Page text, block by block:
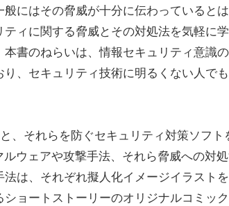
にはその脅威が十分に伝わっていると
ィに関する脅威とその対処法を気軽に
書のねらいは、情報セキュリティ意識
、セキュリティ技術に明るくない人で
、それらを防ぐセキュリティ対策ソフト
ウェアや攻撃手法、それら脅威への対
は、それぞれ擬人化イメージイラスト
ョートストーリーのオリジナルコミッ